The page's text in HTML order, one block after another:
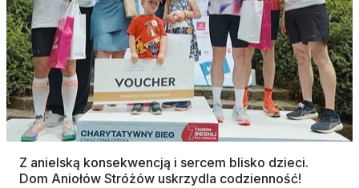
Z anielską konsekwencją i sercem blisko dzieci.
Dom Aniołów Stróżów uskrzydla codzienność!